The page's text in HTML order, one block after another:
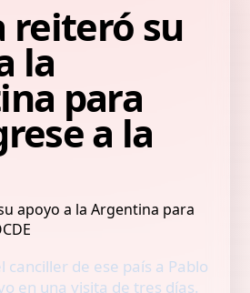
reiteró su
la
para
a la
canciller de ese país a Pablo
en una visita de tres días.